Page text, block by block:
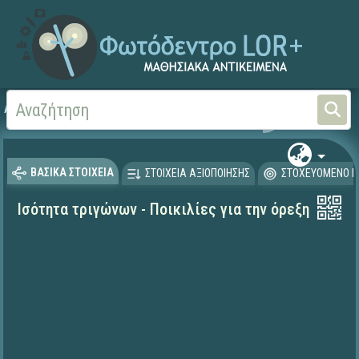
Αρχική
ΒΑΣΙΚΑ ΣΤΟΙΧΕΙΑ ΣΤΟΙΧΕΙΑ ΑΞΙΟΠΟΙΗΣΗΣ ΣΤΟΧΕΥΟΜΕΝΟ
Ισότητα τριγώνων - Ποικιλίες για την όρεξη